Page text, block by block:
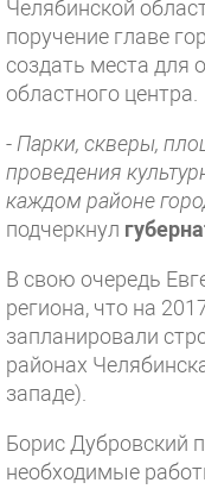
Челябинской
поручение главе
создать места для
областного центра.
- Парки, скверы,
проведения
каждом районе
подчеркнул
В свою очередь
региона, что на
запланировали
районах
западе).
Борис Дубровский
необходимые